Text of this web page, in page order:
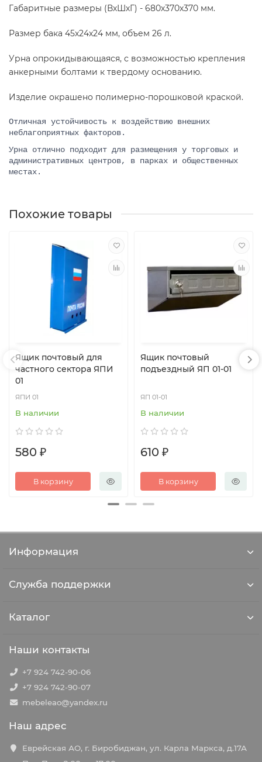
Габаритные размеры (ВхШхГ) - 680х370х370 мм.
Размер бака 45х24х24 мм, объем 26 л.
Урна опрокидывающаяся, с возможностью крепления
анкерными болтами к твердому основанию.
Изделие окрашено полимерно-порошковой краской.
Отличная устойчивость к воздействию внешних
неблагоприятных факторов.
Урна отлично подходит для размещения у торговых и
административных центров, в парках и общественных
местах.
Похожие товары
Ящик почтовый для
частного сектора ЯПИ
01
ЯПИ 01
В наличии
580 ₽
В корзину
Ящик почтовый
подъездный ЯП 01-01
ЯП 01-01
В наличии
610 ₽
В корзину
Информация
Служба поддержки
Каталог
Наши контакты
+7 924 742-90-06
+7 924 742-90-07
mebeleao@yandex.ru
Наш адрес
Еврейская АО, г. Биробиджан, ул. Карла Маркса, д.17А